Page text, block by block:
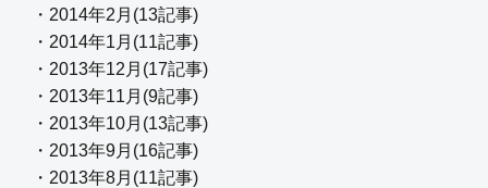
・2014年2月(13記事)
・2014年1月(11記事)
・2013年12月(17記事)
・2013年11月(9記事)
・2013年10月(13記事)
・2013年9月(16記事)
・2013年8月(11記事)